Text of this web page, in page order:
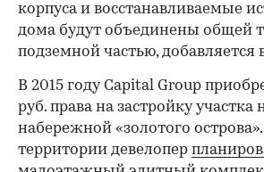
корпуса и восстанавливаемые
дома будут объединены общей
подземной частью, добавляется
В 2015 году Capital Group
руб. права на застройку
набережной «золотого
территории девелопер